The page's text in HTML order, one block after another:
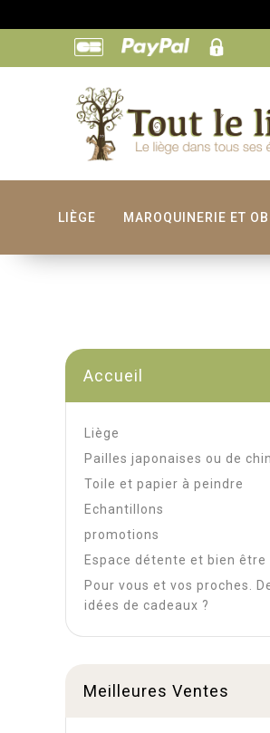
LIÈGE MAROQUINERIE ET
Accueil
Liège
Pailles japonaises ou de
Toile et papier à peindre
Echantillons
promotions
Espace détente et bien être
Pour vous et vos proches.
idées de cadeaux ?
Meilleures Ventes